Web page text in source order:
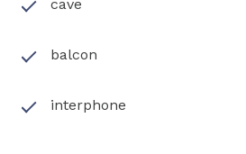
cave
balcon
interphone